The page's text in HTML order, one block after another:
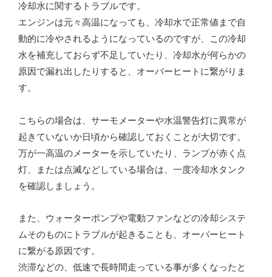
冷却水に関するトラブルです。
エンジンは元々高温になっても、冷却水で正常値まで自
動的に冷やされるようになっているのですが、この冷却
水を補充しておらず不足していたり、冷却水が何らかの
原因で漏れ出したりすると、オーバーヒートに繋がりま
す。
こちらの場合は、サーモメーターや水温警告灯に異常が
起きていないか日頃から確認しておくことが大切です。
万が一高温のメーターを示していたり、ランプが赤く点
灯、または点滅などしている場合は、一度冷却水タンク
を確認しましょう。
また、ウォーターポンプや電動ファンなどの冷却システ
ムそのものにトラブルが起きることも、オーバーヒート
に繋がる原因です。
渋滞などの、低速で長時間走っている事が多くなったと